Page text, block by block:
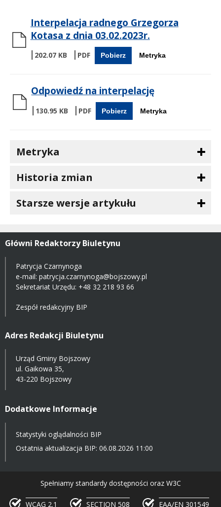
Interpelacja radnego Grzegorza
Kotasa z dnia 03.02.2023r.
202.07 KB Pobierz Metryka
Odpowiedź na interpelację
130.95 KB Pobierz Metryka
Metryka
Historia zmian
Starsze wersje artykułu
Główni Redaktorzy Biuletynu
Patrycja Czarnynoga
e-mail: patrycja.czarnynoga@bojszowy.pl
Sekretariat Urzędu: +48 32 218 93 66
Zespół redakcyjny BIP
Adres Redakcji Biuletynu
Urząd Gminy Bojszowy
ul. Gaikowa 35,
43-220 Bojszowy
Dodatkowe Informacje
Statystyki oglądalności BIP
Ostatnia aktualizacja BIP: 06.08.2026 11:00
Spełniamy standardy dostępności oraz W3C
WCAG 2.1 SECTION 508 EAA/EN 301549